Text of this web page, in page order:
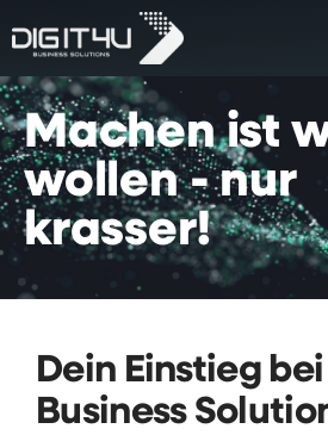
Machen ist
wollen - nur
krasser!
Dein Einstieg bei
Business